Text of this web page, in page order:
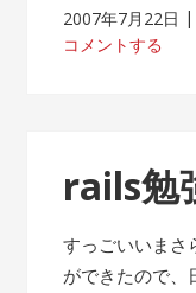
2007年7月22日
コメントする
rails勉
すっごいいまさ
ができたので、